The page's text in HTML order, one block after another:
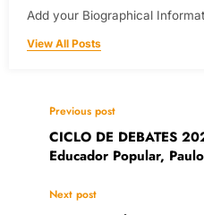
Add your Biographical
View All Posts
Previous post
CICLO DE DEBATES
Educador Popular,
Next post